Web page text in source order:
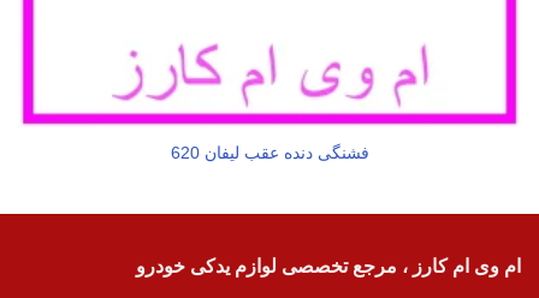
فشنگی دنده عقب لیفان 620
ام وی ام کارز ، مرجع تخصصی لوازم یدکی خودرو